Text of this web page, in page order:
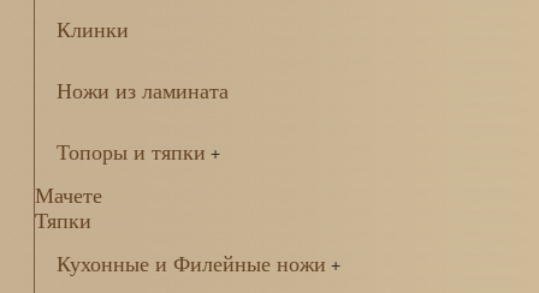
Клинки
Ножи из ламината
Топоры и тяпки +
Мачете
Тяпки
Кухонные и Филейные ножи +